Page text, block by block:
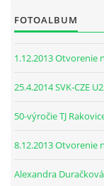
FOTOALBUM
1.12.2013 Otvorenie
25.4.2014 SVK-CZE
50-výročie TJ
8.12.2013 Otvorenie
Alexandra